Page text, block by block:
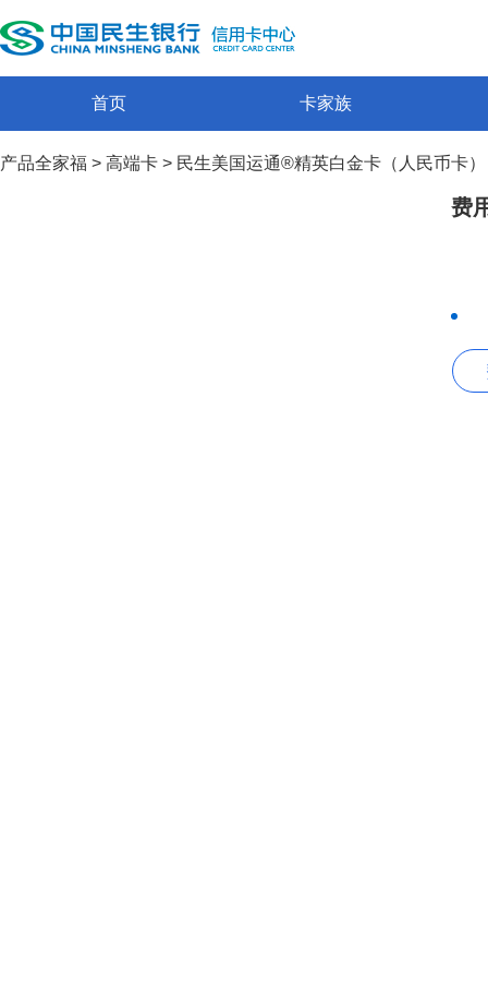
首页 卡家族
产品全家福 > 高端卡 > 民生美国运通®精英白金卡（人民币卡）
费